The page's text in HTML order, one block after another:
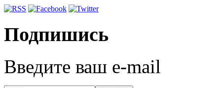
Подпишись
Введите ваш e-mail